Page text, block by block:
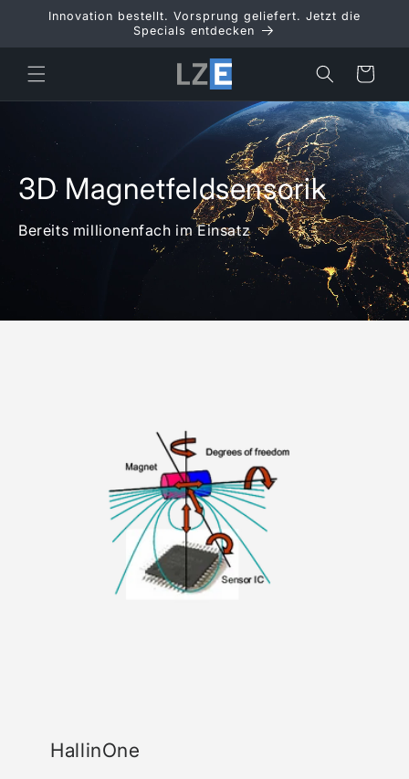
zumInnovation bestellt. Vorsprung geliefert. Jetzt die
Specials entdecken
Warenkorb
3D Magnetfeldsensorik
Bereits millionenfach im Einsatz
HallinOne